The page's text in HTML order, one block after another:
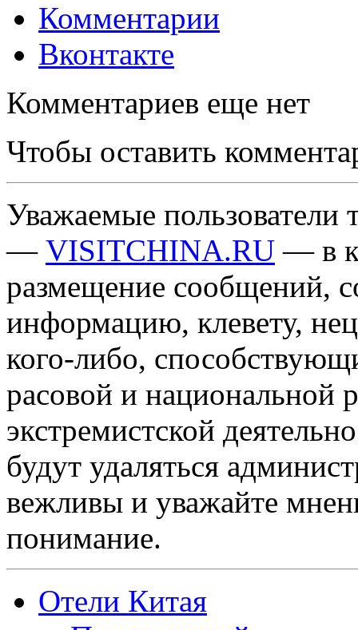
Комментарии
Вконтакте
Комментариев еще нет
Чтобы оставить
Уважаемые пользователи
— VISITCHINA.RU — в
размещение сообщений,
информацию, клевету,
кого-либо,
расовой и национальной
экстремистской
будут удаляться
вежливы и уважайте
понимание.
Отели Китая